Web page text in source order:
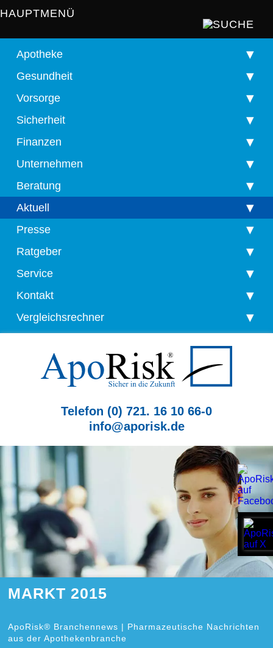
Telefon (0) 721. 16 10 66-0
info@aporisk.de
HAUPTMENÜ
Apotheke
Gesundheit
Vorsorge
Sicherheit
Finanzen
Unternehmen
Beratung
Aktuell
Presse
Ratgeber
Service
Kontakt
Vergleichsrechner
MARKT 2015
ApoRisk® Branchennews | Pharmazeutische Nachrichten
aus der Apothekenbranche